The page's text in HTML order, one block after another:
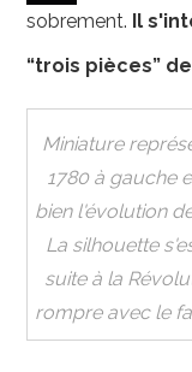
sobrement. Il
“trois pièces”
Miniature
1780 à gauche
bien l'évolution
La silhouette
suite à la
rompre avec le